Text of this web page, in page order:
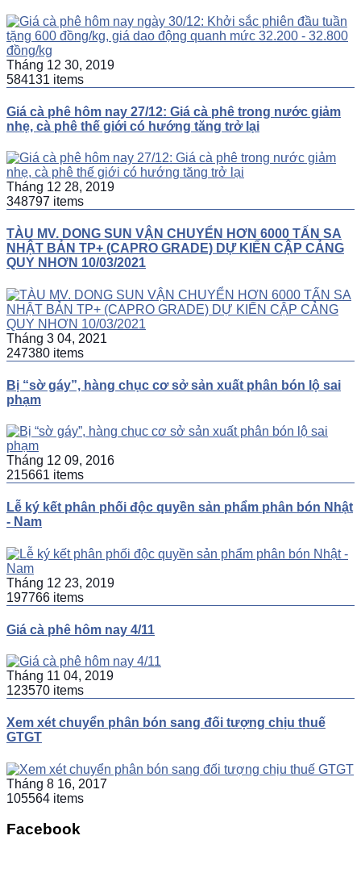
Tháng 12 30, 2019
584131 items
Giá cà phê hôm nay 27/12: Giá cà phê trong nước giảm
nhẹ, cà phê thế giới có hướng tăng trở lại
Tháng 12 28, 2019
348797 items
TÀU MV. DONG SUN VẬN CHUYỂN HƠN 6000 TẤN SA
NHẬT BẢN TP+ (CAPRO GRADE) DỰ KIẾN CẬP CẢNG
QUY NHƠN 10/03/2021
Tháng 3 04, 2021
247380 items
Bị “sờ gáy”, hàng chục cơ sở sản xuất phân bón lộ sai
phạm
Tháng 12 09, 2016
215661 items
Lễ ký kết phân phối độc quyền sản phẩm phân bón Nhật
- Nam
Tháng 12 23, 2019
197766 items
Giá cà phê hôm nay 4/11
Tháng 11 04, 2019
123570 items
Xem xét chuyển phân bón sang đối tượng chịu thuế
GTGT
Tháng 8 16, 2017
105564 items
Facebook